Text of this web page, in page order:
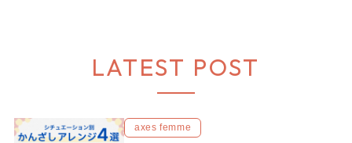
LATEST POST
axes femme